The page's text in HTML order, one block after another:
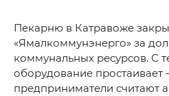
Пекарню в Катравоже
«Ямалкоммунэнерго» за
коммунальных ресурсов. С
оборудование простаивает
предприниматели считают